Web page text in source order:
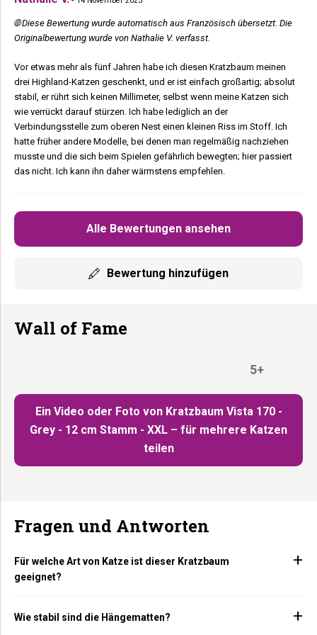
Alle Bewertungen ansehen
Bewertung hinzufügen
🌐 Diese Bewertung wurde automatisch aus Französisch übersetzt. Die
Originalbewertung wurde von Nathalie V. verfasst.
Vor etwas mehr als fünf Jahren habe ich diesen Kratzbaum meinen
drei Highland-Katzen geschenkt, und er ist einfach großartig; absolut
stabil, er rührt sich keinen Millimeter, selbst wenn meine Katzen sich
wie verrückt darauf stürzen. Ich habe lediglich an der
Verbindungsstelle zum oberen Nest einen kleinen Riss im Stoff. Ich
hatte früher andere Modelle, bei denen man regelmäßig nachziehen
musste und die sich beim Spielen gefährlich bewegten; hier passiert
das nicht. Ich kann ihn daher wärmstens empfehlen.
Wall of Fame
Ein Video oder Foto von Kratzbaum Vista 170 -
Grey - 12 cm Stamm - XXL – für mehrere Katzen
teilen
5+
Fragen und Antworten
Für welche Art von Katze ist dieser Kratzbaum
geeignet?
Wie stabil sind die Hängematten?